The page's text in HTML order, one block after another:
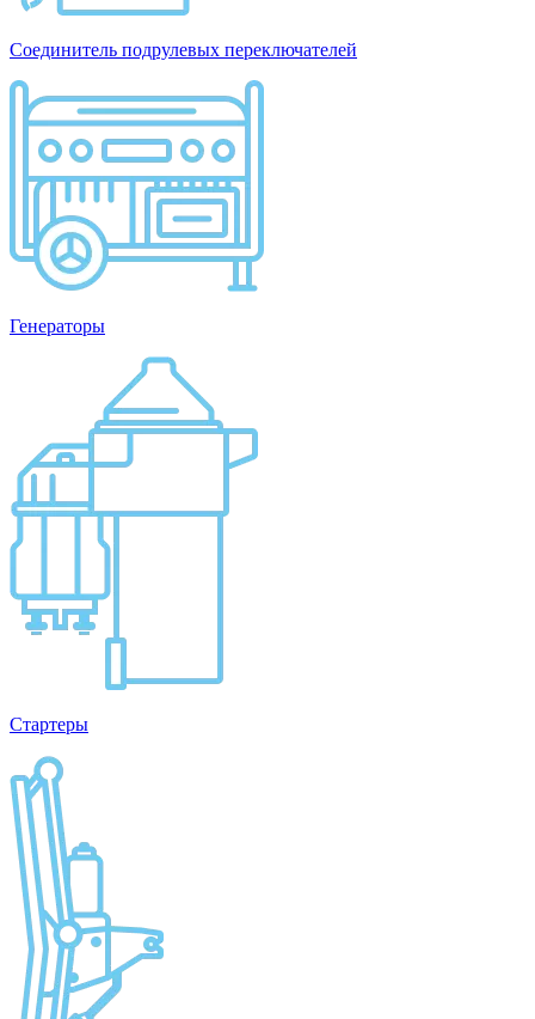
Соединитель подрулевых переключателей
Генераторы
Стартеры